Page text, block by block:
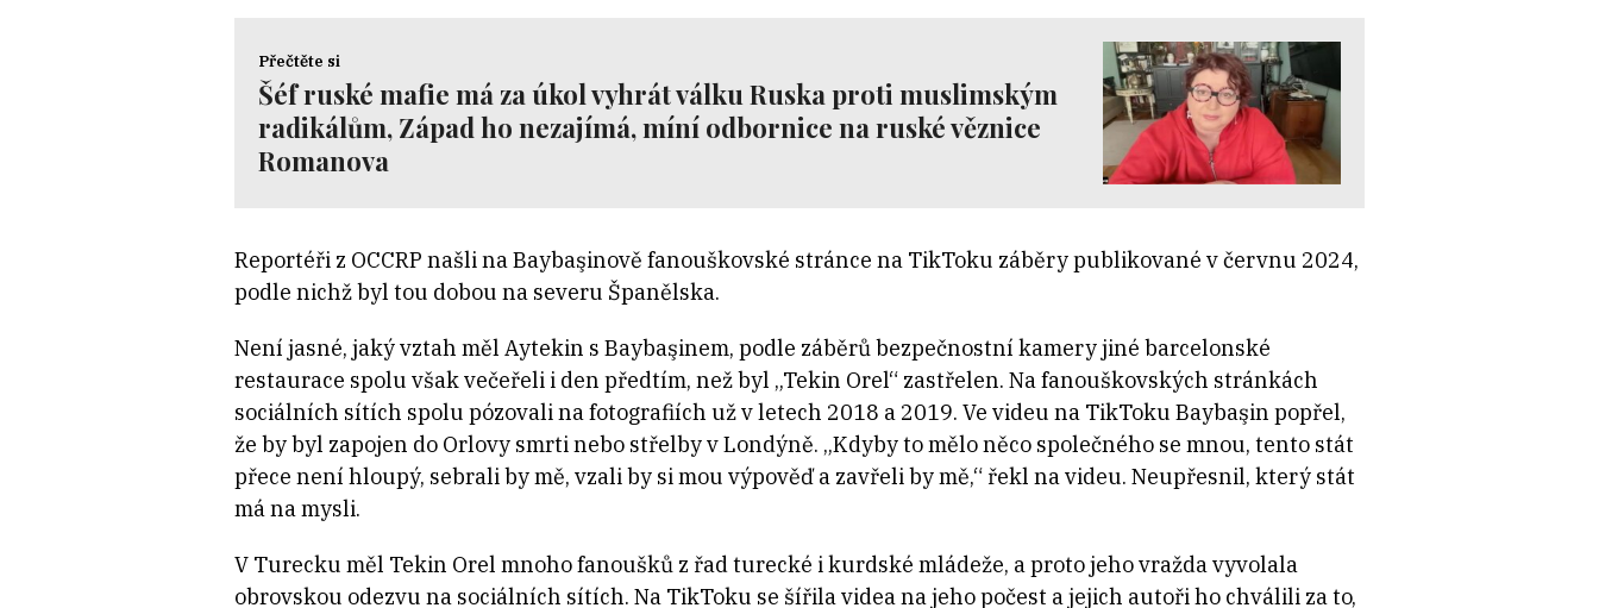
Přečtěte si
Šéf ruské mafie má za úkol vyhrát válku Ruska proti muslimským
radikálům, Západ ho nezajímá, míní odbornice na ruské věznice
Romanova
Reportéři z OCCRP našli na Baybaşinově fanouškovské stránce na TikToku záběry publikované v červnu 2024,
podle nichž byl tou dobou na severu Španělska.
Není jasné, jaký vztah měl Aytekin s Baybaşinem, podle záběrů bezpečnostní kamery jiné barcelonské
restaurace spolu však večeřeli i den předtím, než byl „Tekin Orel“ zastřelen. Na fanouškovských stránkách
sociálních sítích spolu pózovali na fotografiích už v letech 2018 a 2019. Ve videu na TikToku Baybaşin popřel,
že by byl zapojen do Orlovy smrti nebo střelby v Londýně. „Kdyby to mělo něco společného se mnou, tento stát
přece není hloupý, sebrali by mě, vzali by si mou výpověď a zavřeli by mě,“ řekl na videu. Neupřesnil, který stát
má na mysli.
V Turecku měl Tekin Orel mnoho fanoušků z řad turecké i kurdské mládeže, a proto jeho vražda vyvolala
obrovskou odezvu na sociálních sítích. Na TikToku se šířila videa na jeho počest a jejich autoři ho chválili za to,